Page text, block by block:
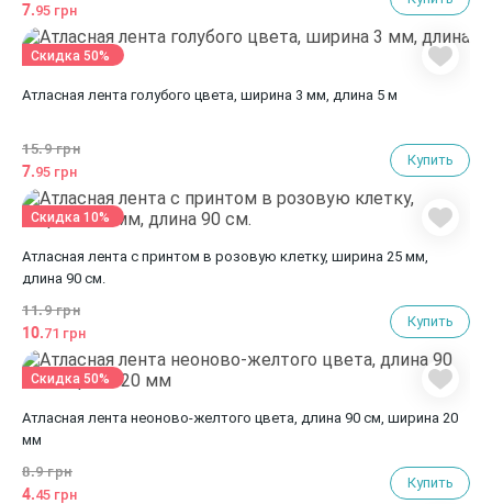
7.95 грн
Атласная лента голубого цвета, ширина 3 мм, длина 5 м
15.9 грн
7.95 грн
Купить
Скидка 50%
Атласная лента с принтом в розовую клетку, ширина 25 мм,
длина 90 см.
11.9 грн
10.71 грн
Купить
Скидка 10%
Атласная лента неоново-желтого цвета, длина 90 см, ширина 20
мм
8.9 грн
4.45 грн
Купить
Скидка 50%